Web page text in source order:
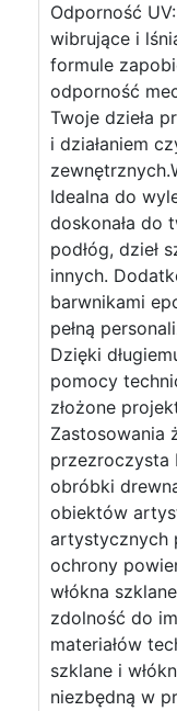
Odporność
wibrujące i
formule
odporność
Twoje dzieła
i działaniem
Idealna do
doskonała do
podłóg, dzieł
innych.
barwnikami
pełną
Dzięki
pomocy
złożone
Zastosowania
przezroczysta
obróbki
obiektów
artystycznych
ochrony
włókna
zdolność do
materiałów
szklane i
niezbędną w